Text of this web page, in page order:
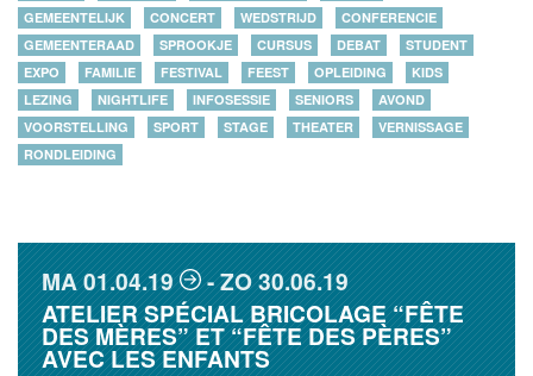
GEMEENTELIJK
CONCERT WEDSTRIJD
CONFERENCIE
GEMEENTERAAD
SPROOKJE CURSUS DEBAT
STUDENT
EXPO
FAMILIE FESTIVAL FEEST OPLEIDING
KIDS
LEZING
NIGHTLIFE INFOSESSIE SENIORS
AVOND
VOORSTELLING
SPORT STAGE THEATER
VERNISSAGE
RONDLEIDING
MA01.04.19 ZO30.06.19
ATELIER SPÉCIAL BRICOLAGE “FÊTE
DES MÈRES” ET “FÊTE DES PÈRES”
AVEC LES ENFANTS